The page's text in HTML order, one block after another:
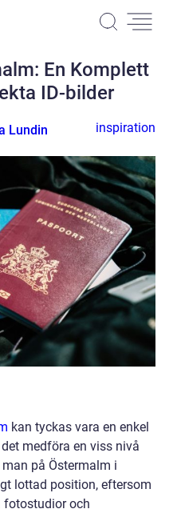
En Komplett
ID-bilder
Lundin inspiration
kan tyckas vara en enkel
medföra en viss nivå
på Östermalm i
lottad position, eftersom
fotostudior och